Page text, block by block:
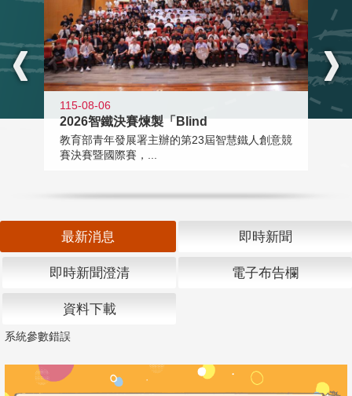
115-08-06
2026智鐵決賽煉製「Blind
教育部青年發展署主辦的第23屆智慧鐵人創意競
賽決賽暨國際賽，...
最新消息 即時新聞
即時新聞澄清 電子布告欄
資料下載
系統參數錯誤